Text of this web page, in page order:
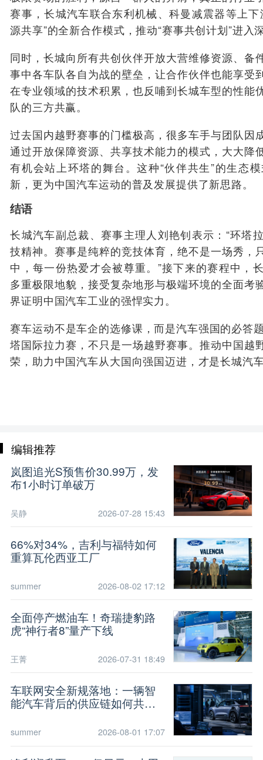
赛事，长城汽车联合东利机械、科曼减震器等上
源共享”的全新合作模式，推动“赛事共创计划”进入
同时，长城向所有共创伙伴开放大营维修资源、备
事中各车队各自为战的壁垒，让合作伙伴也能享受
在专业领域的技术积累，也反哺到长城车型的性能
队的三方共赢。
过去国内越野赛事的门槛极高，很多车手与团队因
通过开放保障资源、共享技术能力的模式，大大降
有机会站上环塔的舞台。这种“伙伴共生”的生态
新，更为中国汽车运动的普及发展提供了新思路。
结语
长城汽车副总裁、赛事主理人刘艳钊表示：“环塔
技精神。赛事是纯粹的竞技体育，绝不是一场秀，
中，每一份热爱才会被尊重。”接下来的赛程中，
多重极限地貌，接受复杂地形与极端环境的全面考
界证明中国汽车工业的强悍实力。
赛车运动不是车企的选修课，而是汽车强国的必答
塔国际拉力赛，不只是一场越野赛事。推动中国越
荣，助力中国汽车从大国向强国迈进，才是长城汽
编辑推荐
岚图追光S预售价30.99万，发
布1小时订单破万
吴静 2026-07-28 15:43
66%对34%，吉利与福特如何
重算瓦伦西亚工厂
summer 2026-08-02 17:12
全面停产燃油车！奇瑞捷豹路
虎“神行者8”量产下线
王菁 2026-07-31 18:49
车联网安全新规落地：一辆智
能汽车背后的供应链如何共担
summer 2026-08-01 17:07